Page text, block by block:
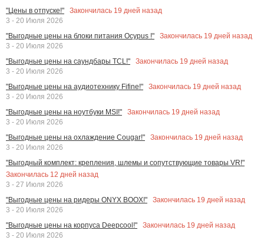
"Цены в отпуске!"
Закончилась 19 дней назад
3 - 20 Июля 2026
"Выгодные цены на блоки питания Ocypus !"
Закончилась 19 дней назад
3 - 20 Июля 2026
"Выгодные цены на саундбары TCL!"
Закончилась 19 дней назад
3 - 20 Июля 2026
"Выгодные цены на аудиотехнику Fifine!"
Закончилась 19 дней назад
3 - 20 Июля 2026
"Выгодные цены на ноутбуки MSI!"
Закончилась 19 дней назад
3 - 20 Июля 2026
"Выгодные цены на охлаждение Cougar!"
Закончилась 19 дней назад
3 - 20 Июля 2026
"Выгодный комплект: крепления, шлемы и сопутствующие товары VR!"
Закончилась 12 дней назад
3 - 27 Июля 2026
"Выгодные цены на ридеры ONYX BOOX!"
Закончилась 19 дней назад
3 - 20 Июля 2026
"Выгодные цены на корпуса Deepcool!"
Закончилась 19 дней назад
3 - 20 Июля 2026